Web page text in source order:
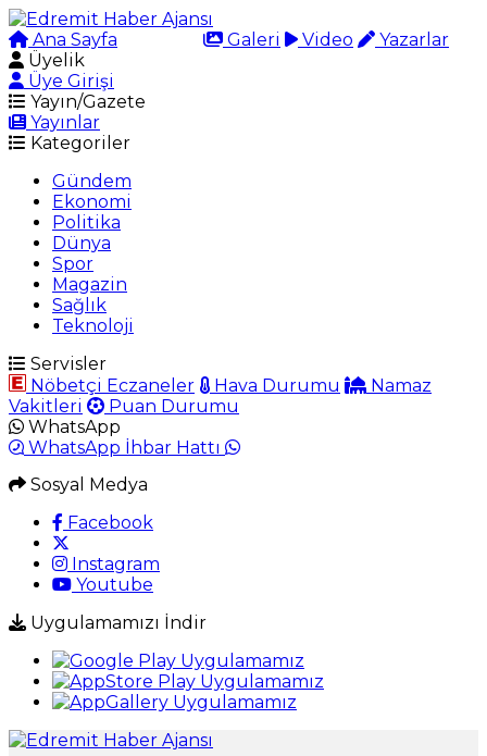
Ana Sayfa Galeri Video
Yazarlar
Üyelik
Üye Girişi
Yayın/Gazete
Yayınlar
Kategoriler
Gündem
Ekonomi
Politika
Dünya
Spor
Magazin
Sağlık
Teknoloji
Servisler
Nöbetçi Eczaneler
Hava Durumu
Namaz
Vakitleri
Puan Durumu
WhatsApp
WhatsApp İhbar Hattı
Sosyal Medya
Facebook
Instagram
Youtube
Uygulamamızı İndir